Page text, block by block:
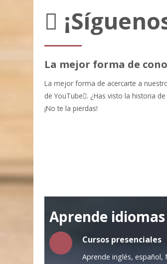
La mejor forma de
La mejor forma de acercarte a
de YouTube . ¿Has visto la historia
¡No te la pierdas!
Aprende
Cursos presenciales
Aprende inglés, español,